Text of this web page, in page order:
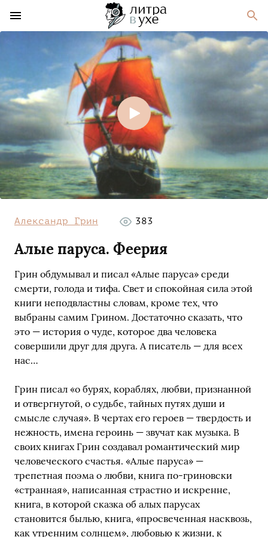
Александр Грин 383
Алые паруса. Феерия
Грин обдумывал и писал «Алые паруса» среди
смерти, голода и тифа. Свет и спокойная сила этой
книги неподвластны словам, кроме тех, что
выбраны самим Грином. Достаточно сказать, что
это — история о чуде, которое два человека
совершили друг для друга. А писатель — для всех
нас…
Грин писал «о бурях, кораблях, любви, признанной
и отвергнутой, о судьбе, тайных путях души и
смысле случая». В чертах его героев — твердость и
нежность, имена героинь — звучат как музыка. В
своих книгах Грин создавал романтический мир
человеческого счастья. «Алые паруса» —
трепетная поэма о любви, книга по-гриновски
«странная», написанная страстно и искренне,
книга, в которой сказка об алых парусах
становится былью, книга, «просвеченная насквозь,
как утренним солнцем», любовью к жизни, к